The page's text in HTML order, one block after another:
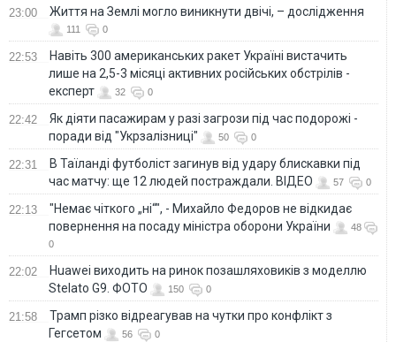
23:00 Життя на Землі могло виникнути двічі, – дослідження
111 0
22:53
Навіть 300 американських ракет Україні вистачить
лише на 2,5-3 місяці активних російських обстрілів -
експерт
32 0
22:42
Як діяти пасажирам у разі загрози під час подорожі -
поради від "Укрзалізниці"
50 0
22:31
В Таїланді футболіст загинув від удару блискавки під
час матчу: ще 12 людей постраждали. ВІДЕО
57 0
22:13
"Немає чіткого „ні“", - Михайло Федоров не відкидає
повернення на посаду міністра оборони України
48
0
22:02
Huawei виходить на ринок позашляховиків з моделлю
Stelato G9. ФОТО
150 0
21:58
Трамп різко відреагував на чутки про конфлікт з
Гегсетом
56 0